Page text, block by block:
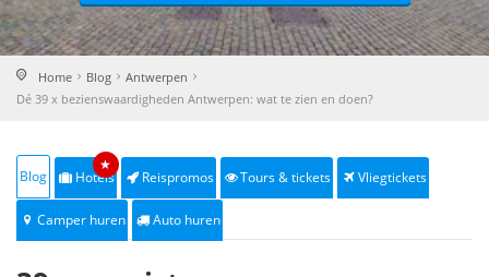
Home Blog
Antwerpen
Dé 39 x bezienswaardigheden Antwerpen: wat te zien en doen?
Blog Hotels
★
Reispromos Tours & tickets Vliegtickets
Camper huren Auto huren